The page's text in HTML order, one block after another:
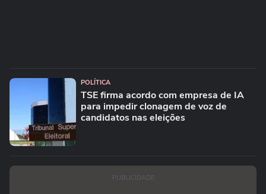
POLÍTICA
TSE firma acordo com empresa de IA
para impedir clonagem de voz de
candidatos nas eleições
PUBLICIDADE